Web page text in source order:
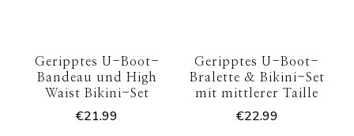
Geripptes U-Boot-
Bandeau und High
Waist Bikini-Set
€21.99
Geripptes U-Boot-
Bralette & Bikini-Set
mit mittlerer Taille
€22.99